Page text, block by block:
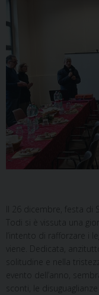
Il 26 dicembre, festa di
Todi si è vissuta una
l’intento di rafforzare i
viene. Dedicata,
solitudine e nella
evento dell’anno,
sconti, le